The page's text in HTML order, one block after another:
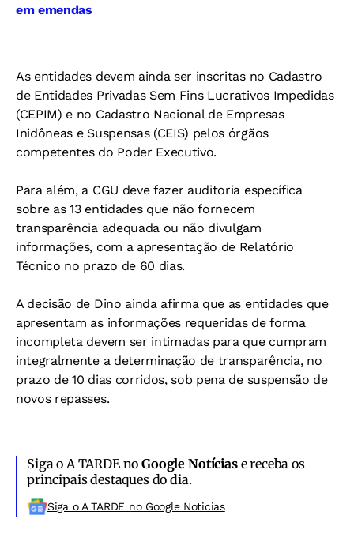
em emendas
As entidades devem ainda ser inscritas no Cadastro
de Entidades Privadas Sem Fins Lucrativos Impedidas
(CEPIM) e no Cadastro Nacional de Empresas
Inidôneas e Suspensas (CEIS) pelos órgãos
competentes do Poder Executivo.
Para além, a CGU deve fazer auditoria específica
sobre as 13 entidades que não fornecem
transparência adequada ou não divulgam
informações, com a apresentação de Relatório
Técnico no prazo de 60 dias.
A decisão de Dino ainda afirma que as entidades que
apresentam as informações requeridas de forma
incompleta devem ser intimadas para que cumpram
integralmente a determinação de transparência, no
prazo de 10 dias corridos, sob pena de suspensão de
novos repasses.
Siga o A TARDE noGoogle Notíciase receba os
principais destaques do dia.
Siga o A TARDE no Google Noticias